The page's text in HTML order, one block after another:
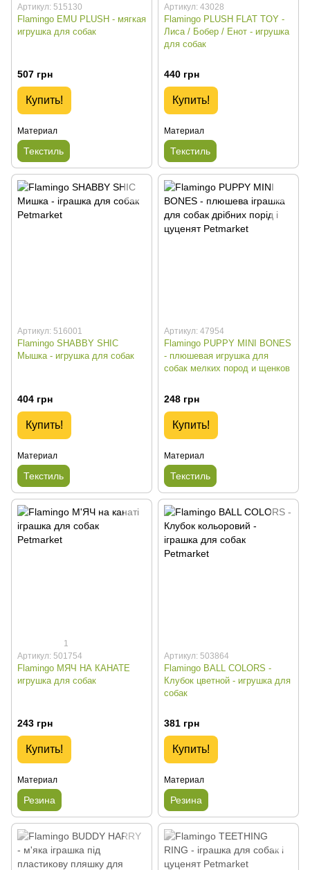
Артикул: 515130
Flamingo EMU PLUSH - мягкая
игрушка для собак
507 грн
Купить!
Материал
Текстиль
Артикул: 43028
Flamingo PLUSH FLAT TOY -
Лиса / Бобер / Енот - игрушка
для собак
440 грн
Купить!
Материал
Текстиль
Артикул: 516001
Flamingo SHABBY SHIC
Мышка - игрушка для собак
404 грн
Купить!
Материал
Текстиль
Артикул: 47954
Flamingo PUPPY MINI BONES
- плюшевая игрушка для
собак мелких пород и щенков
248 грн
Купить!
Материал
Текстиль
1
Артикул: 501754
Flamingo МЯЧ НА КАНАТЕ
игрушка для собак
243 грн
Купить!
Материал
Резина
Артикул: 503864
Flamingo BALL COLORS -
Клубок цветной - игрушка для
собак
381 грн
Купить!
Материал
Резина